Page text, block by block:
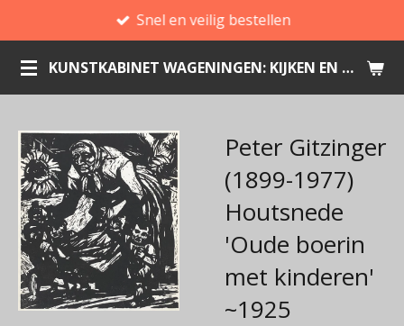
direct
naar
de
KUNSTKABINET WAGENINGEN: KIJKEN EN KOPEN
Snel en veilig bestellen
Peter Gitzinger
(1899-1977)
Houtsnede
'Oude boerin
met kinderen'
~1925